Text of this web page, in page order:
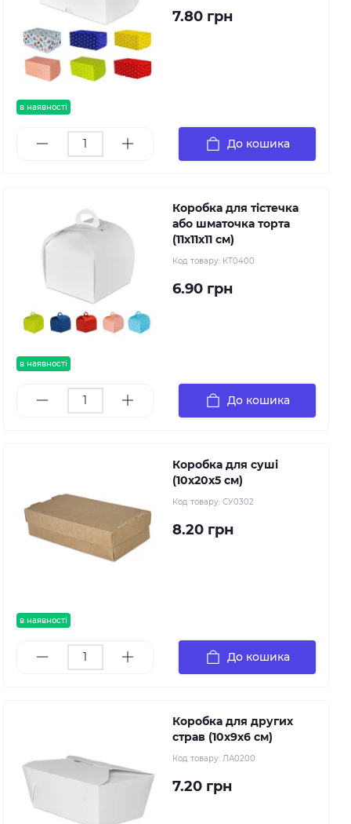
в наявності
7.80 грн
До кошика
в наявності
Коробка для тістечка
або шматочка торта
(11х11х11 см)
Код товару: КТ0400
6.90 грн
До кошика
в наявності
Коробка для суші
(10х20х5 см)
Код товару: СУ0302
8.20 грн
До кошика
Коробка для других
страв (10х9х6 см)
Код товару: ЛА0200
7.20 грн